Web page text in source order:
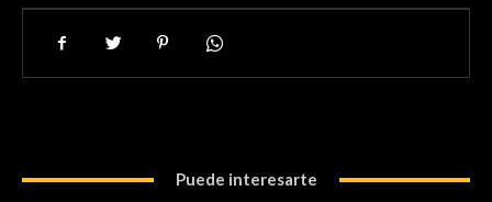
Puede interesarte